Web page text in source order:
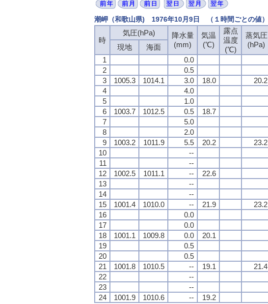
潮岬（和歌山県) 1976年10月9日 （１時間ごとの値）
時
気圧(hPa)
降水量
(mm)
気温
(℃)
露点
温度
(℃)
蒸気圧
(hPa)
現地 海面
1
0.0
2
0.5
3
1005.3 1014.1 3.0 18.0 20.2
4
4.0
5
1.0
6
1003.7 1012.5 0.5 18.7
7
5.0
8
2.0
9
1003.2 1011.9 5.5 20.2 23.2
10
--
11
--
12
1002.5 1011.1 -- 22.6
13
--
14
--
15
1001.4 1010.0 -- 21.9 23.2
16
0.0
17
0.0
18
1001.1 1009.8 0.0 20.1
19
0.5
20
0.5
21
1001.8 1010.5 -- 19.1 21.4
22
--
23
--
24
1001.9 1010.6 -- 19.2